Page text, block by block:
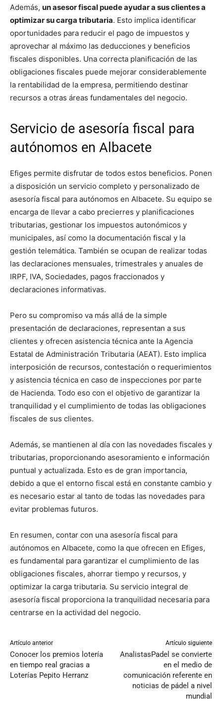
Además, un asesor fiscal puede ayudar a sus clientes a
optimizar su carga tributaria. Esto implica identificar
oportunidades para reducir el pago de impuestos y
aprovechar al máximo las deducciones y beneficios
fiscales disponibles. Una correcta planificación de las
obligaciones fiscales puede mejorar considerablemente
la rentabilidad de la empresa, permitiendo destinar
recursos a otras áreas fundamentales del negocio.
Servicio de asesoría fiscal para
autónomos en Albacete
Efiges permite disfrutar de todos estos beneficios. Ponen
a disposición un servicio completo y personalizado de
asesoría fiscal para autónomos en Albacete. Su equipo se
encarga de llevar a cabo precierres y planificaciones
tributarias, gestionar los impuestos autonómicos y
municipales, así como la documentación fiscal y la
gestión telemática. También se ocupan de realizar todas
las declaraciones mensuales, trimestrales y anuales de
IRPF, IVA, Sociedades, pagos fraccionados y
declaraciones informativas.
Pero su compromiso va más allá de la simple
presentación de declaraciones, representan a sus
clientes y ofrecen asistencia técnica ante la Agencia
Estatal de Administración Tributaria (AEAT). Esto implica
interposición de recursos, contestación o requerimientos
y asistencia técnica en caso de inspecciones por parte
de Hacienda. Todo eso con el objetivo de garantizar la
tranquilidad y el cumplimiento de todas las obligaciones
fiscales de sus clientes.
Además, se mantienen al día con las novedades fiscales y
tributarias, proporcionando asesoramiento e información
puntual y actualizada. Esto es de gran importancia,
debido a que el entorno fiscal está en constante cambio y
es necesario estar al tanto de todas las novedades para
evitar problemas futuros.
En resumen, contar con una asesoría fiscal para
autónomos en Albacete, como la que ofrecen en Efiges,
es fundamental para garantizar el cumplimiento de las
obligaciones fiscales, ahorrar tiempo y recursos, y
optimizar la carga tributaria. Su servicio integral de
asesoría fiscal proporciona la tranquilidad necesaria para
centrarse en la actividad del negocio.
Artículo anterior
Conocer los premios lotería
en tiempo real gracias a
Loterías Pepito Herranz
Artículo siguiente
AnalistasPadel se convierte
en el medio de
comunicación referente en
noticias de pádel a nivel
mundial